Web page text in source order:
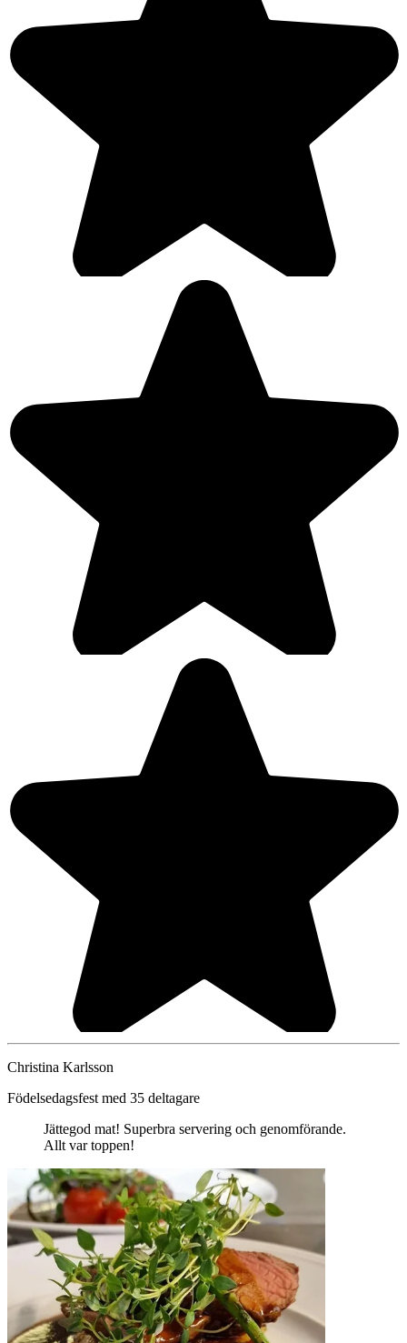
Christina Karlsson
Födelsedagsfest med 35 deltagare
Jättegod mat! Superbra servering och genomförande.
Allt var toppen!